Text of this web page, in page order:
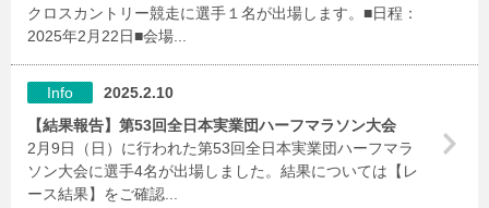
クロスカントリー競走に選手１名が出場します。■日程：
2025年2月22日■会場...
Info
2025.2.10
【結果報告】第53回全日本実業団ハーフマラソン大会
2月9日（日）に行われた第53回全日本実業団ハーフマラ
ソン大会に選手4名が出場しました。結果については【レ
ース結果】をご確認...